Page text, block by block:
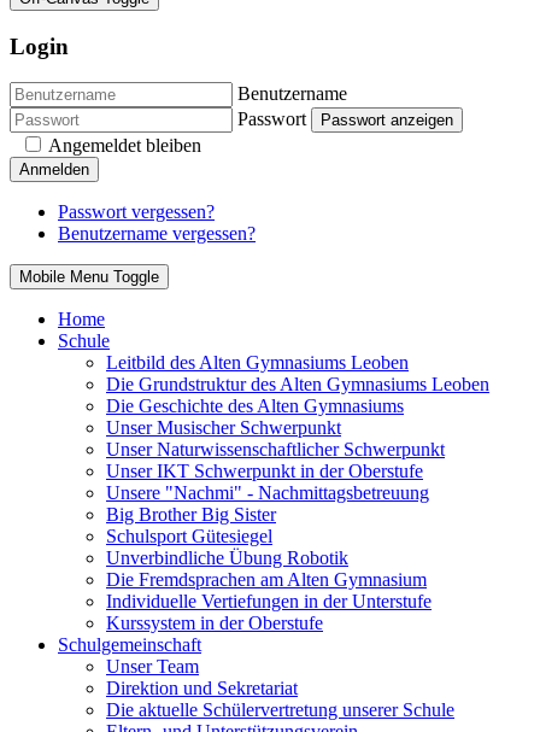
Login
Benutzername
Passwort
Passwort anzeigen
Angemeldet bleiben
Anmelden
Passwort vergessen?
Benutzername vergessen?
Mobile Menu Toggle
Home
Schule
Leitbild des Alten Gymnasiums Leoben
Die Grundstruktur des Alten Gymnasiums Leoben
Die Geschichte des Alten Gymnasiums
Unser Musischer Schwerpunkt
Unser Naturwissenschaftlicher Schwerpunkt
Unser IKT Schwerpunkt in der Oberstufe
Unsere "Nachmi" - Nachmittagsbetreuung
Big Brother Big Sister
Schulsport Gütesiegel
Unverbindliche Übung Robotik
Die Fremdsprachen am Alten Gymnasium
Individuelle Vertiefungen in der Unterstufe
Kurssystem in der Oberstufe
Schulgemeinschaft
Unser Team
Direktion und Sekretariat
Die aktuelle Schülervertretung unserer Schule